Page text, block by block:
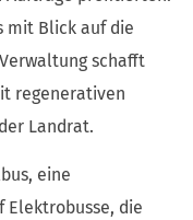
mit Blick auf die
schafft
regenerativen
Landrat.
eine
Elektrobusse, die